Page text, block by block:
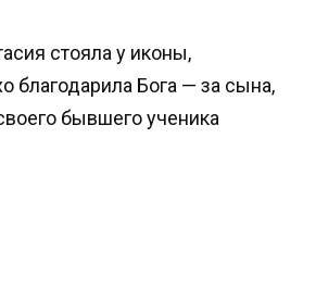
стояла у иконы,
благодарила Бога — за сына,
бывшего ученика